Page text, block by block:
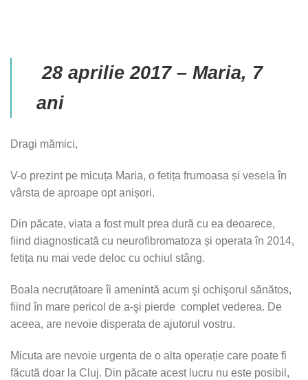
28 aprilie 2017 – Maria, 7
ani
Dragi mămici,
V-o prezint pe micuța Maria, o fetița frumoasa și vesela în
vârsta de aproape opt anișori.
Din păcate, viata a fost mult prea dură cu ea deoarece,
fiind diagnosticată cu neurofibromatoza și operata în 2014,
fetița nu mai vede deloc cu ochiul stâng.
Boala necruțătoare îi amenintă acum şi ochişorul sănătos,
fiind în mare pericol de a-şi pierde complet vederea. De
aceea, are nevoie disperata de ajutorul vostru.
Micuta are nevoie urgenta de o alta operație care poate fi
făcută doar la Cluj. Din păcate acest lucru nu este posibil,